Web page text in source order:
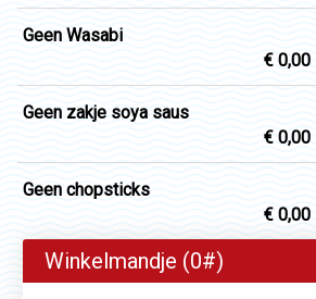
Geen Wasabi
€ 0,00
Geen zakje soya saus
€ 0,00
Geen chopsticks
€ 0,00
Winkelmandje (0#)